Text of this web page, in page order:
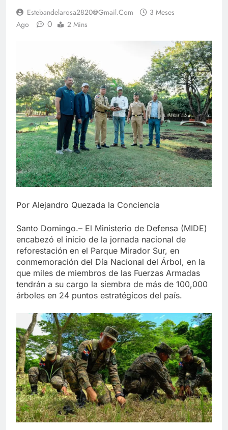
Estebandelarosa2820@gmail.com
3 Meses
Ago
0 2 Mins
Por Alejandro Quezada la Conciencia
Santo Domingo.– El Ministerio de Defensa (MIDE)
encabezó el inicio de la jornada nacional de
reforestación en el Parque Mirador Sur, en
conmemoración del Día Nacional del Árbol, en la
que miles de miembros de las Fuerzas Armadas
tendrán a su cargo la siembra de más de 100,000
árboles en 24 puntos estratégicos del país.